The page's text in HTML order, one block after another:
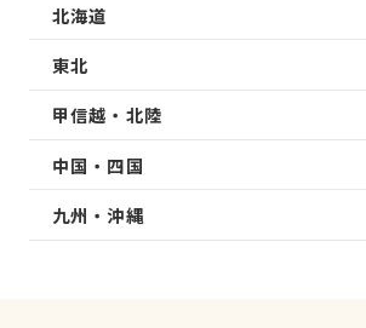
北海道
東北
甲信越・北陸
中国・四国
九州・沖縄